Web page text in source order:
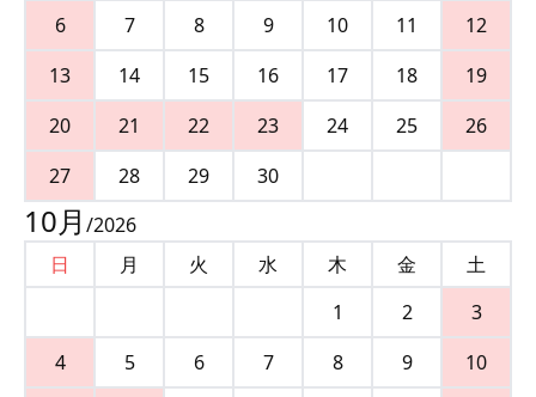
6
7 8 9 10 11
12
13
14 15 16 17 18
19
20
21 22 23 24 25
26
27
28 29 30
10月 /2026
日
月 火 水 木 金
土
1
2
3
4
5 6 7 8 9
10